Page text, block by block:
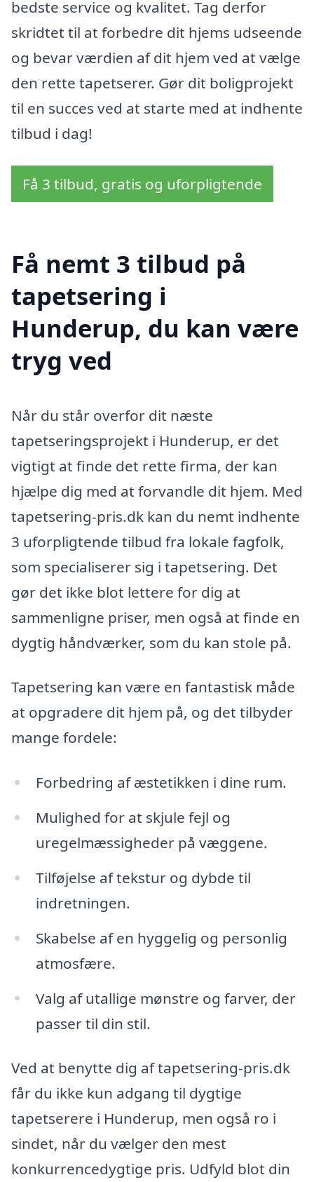
bedste service og kvalitet. Tag derfor
skridtet til at forbedre dit hjems udseende
og bevar værdien af dit hjem ved at vælge
den rette tapetserer. Gør dit boligprojekt
til en succes ved at starte med at indhente
tilbud i dag!
Få 3 tilbud, gratis og uforpligtende
Få nemt 3 tilbud på
tapetsering i
Hunderup, du kan være
tryg ved
Når du står overfor dit næste
tapetseringsprojekt i Hunderup, er det
vigtigt at finde det rette firma, der kan
hjælpe dig med at forvandle dit hjem. Med
tapetsering-pris.dk kan du nemt indhente
3 uforpligtende tilbud fra lokale fagfolk,
som specialiserer sig i tapetsering. Det
gør det ikke blot lettere for dig at
sammenligne priser, men også at finde en
dygtig håndværker, som du kan stole på.
Tapetsering kan være en fantastisk måde
at opgradere dit hjem på, og det tilbyder
mange fordele:
Forbedring af æstetikken i dine rum.
Mulighed for at skjule fejl og
uregelmæssigheder på væggene.
Tilføjelse af tekstur og dybde til
indretningen.
Skabelse af en hyggelig og personlig
atmosfære.
Valg af utallige mønstre og farver, der
passer til din stil.
Ved at benytte dig af tapetsering-pris.dk
får du ikke kun adgang til dygtige
tapetserere i Hunderup, men også ro i
sindet, når du vælger den mest
konkurrencedygtige pris. Udfyld blot din